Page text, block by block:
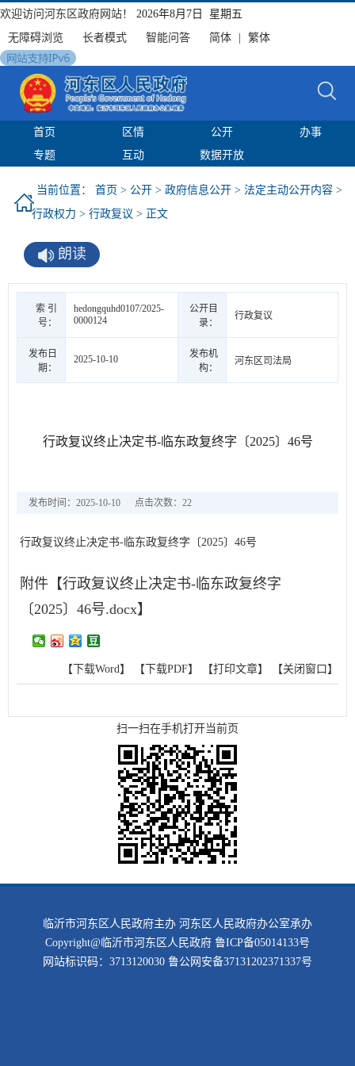
欢迎访问河东区政府网站！
2026年8月7日 星期五
无障碍浏览
长者模式 智能问答 简体 繁体
首页 区情 公开
办事
专题
互动 数据开放
当前位置： 首页 > 公开 > 政府信息公开 > 法定主动公开内容 >
行政权力 > 行政复议 > 正文
朗读
索 引
号：
hedongquhd0107/2025-
0000124
公开目
录：
行政复议
发布日
期：
2025-10-10
发布机
构：
河东区司法局
行政复议终止决定书-临东政复终字〔2025〕46号
发布时间：2025-10-10 点击次数： 22
行政复议终止决定书-临东政复终字〔2025〕46号
附件【行政复议终止决定书-临东政复终字
〔2025〕46号.docx】
【下载Word】 【下载PDF】 【打印文章】 【关闭窗口】
扫一扫在手机打开当前页
临沂市河东区人民政府主办 河东区人民政府办公室承办
Copyright@临沂市河东区人民政府 鲁ICP备05014133号
网站标识码：3713120030 鲁公网安备37131202371337号